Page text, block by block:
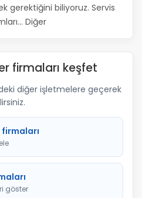
gerektiğini biliyoruz. Servis
Diğer
firmaları keşfet
diğer işletmelere geçerek
göster